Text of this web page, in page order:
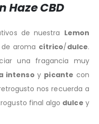
Haze CBD
de nuestra Lemon
aroma cítrico/dulce.
una fragancia muy
intenso y picante con
nos recuerda a
final algo dulce y